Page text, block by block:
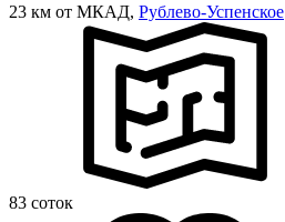
23 км от МКАД, Рублево-Успенское
83 соток